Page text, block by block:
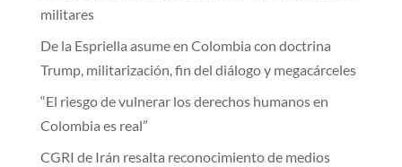
militares
De la Espriella asume en Colombia con doctrina
Trump, militarización, fin del diálogo y megacárceles
“El riesgo de vulnerar los derechos humanos en
Colombia es real”
CGRI de Irán resalta reconocimiento de medios